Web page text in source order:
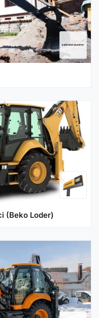
(Beko Loder)